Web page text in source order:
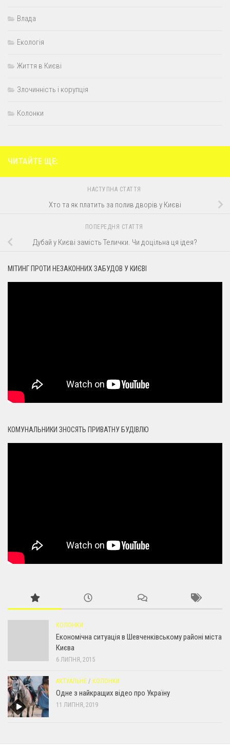
Влада
Екологія
Життя в Києві
Злочинність і корупція
Колонки
ЧИТАЙТЕ ЩЕ:
НАСТУПНА СТАТТЯ
Хто та як платить за полив дворів у Києві
ПОПЕРЕДНЯ СТАТТЯ
Дубай у Києві замість Телички. Чи доцільна ця ідея?
МІТИНГ ПРОТИ НЕЗАКОННИХ ЗАБУДОВ У КИЄВІ
КОМУНАЛЬНИКИ ЗНОСЯТЬ ПРИВАТНУ БУДІВЛЮ
КОЛОНКИ
Економічна ситуація в Шевченківському районі міста
Києва
6 ЛИПНЯ, 2015
АКТУАЛЬНЕ / КОЛОНКИ
Одне з найкращих відео про Україну
11 ЛИПНЯ, 2019